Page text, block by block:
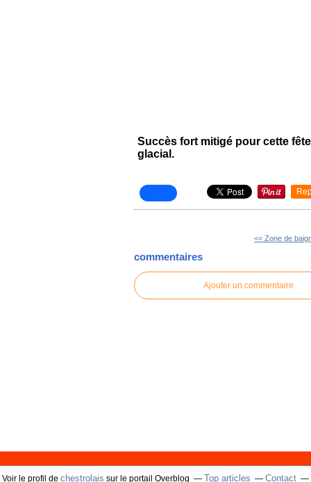
Succès fort mitigé pour cette
glacial.
<< Zone de
commentaires
Ajouter un commentaire
Voir le profil de chestrolais sur le portail Overblog Top articles Contact